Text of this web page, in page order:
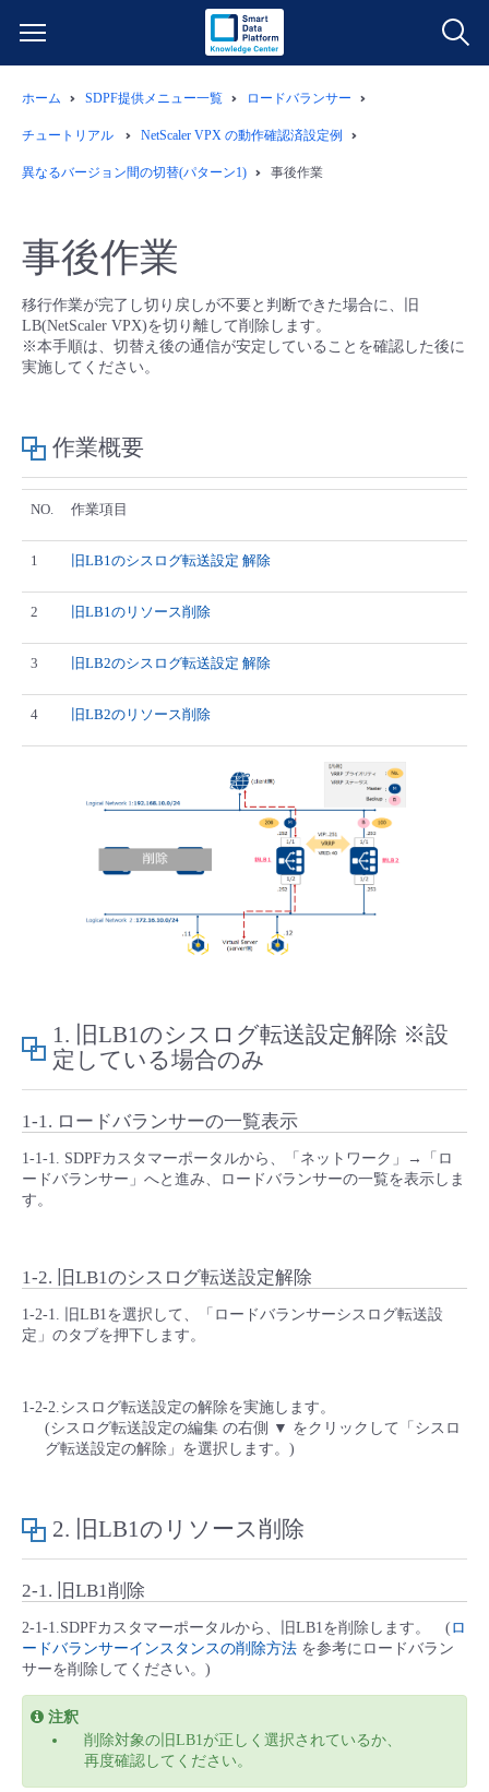
サービス一覧
データ利活用
ネットワーク
IoT
サポート
管理機能
すべてのメニューを見る
よくある質問
クラウド/サーバー
ネットワーク
モニタリング/監査
サポート
管理機能
すべてのメニューを見る
料金情報
料金シミュレーター
データ利活用
ネットワーク
IoT
モニタリング/監査
サポート
ご利用開始ガイド
■ 管理機能
■ セットアップガイド
- 新規お申し込み方法
- 初期設定・確認
- 登録情報の管理
- APIリファレンス
- クラウド / サーバー
- Flexible Remote Access
- vUTM2
ユースケース
- セキュリティ・監査
- データと分析
- IoT
- マルチクラウド利用
- リモートワーク
- ITインフラストラクチャー
- その他
サービス稼働状況
故障/メンテナンス履歴
メンテナンス予定
定期メンテナンス
販売パートナー向けプログラム
協業パートナー
脱炭素化
ホーム SDPF提供メニュー一覧 ロードバランサー
チュートリアル NetScaler VPX の動作確認済設定例
異なるバージョン間の切替(パターン1) 事後作業
事後作業
移行作業が完了し切り戻しが不要と判断できた場合に、旧
LB(NetScaler VPX)を切り離して削除します。
※本手順は、切替え後の通信が安定していることを確認した後に
実施してください。
作業概要
NO. 作業項目
1 旧LB1のシスログ転送設定 解除
2 旧LB1のリソース削除
3 旧LB2のシスログ転送設定 解除
4 旧LB2のリソース削除
1. 旧LB1のシスログ転送設定解除 ※設
定している場合のみ
1-1. ロードバランサーの一覧表示
1-1-1. SDPFカスタマーポータルから、「ネットワーク」→「ロ
ードバランサー」へと進み、ロードバランサーの一覧を表示しま
す。
1-2. 旧LB1のシスログ転送設定解除
1-2-1. 旧LB1を選択して、「ロードバランサーシスログ転送設
定」のタブを押下します。
1-2-2.シスログ転送設定の解除を実施します。
(シスログ転送設定の編集 の右側 ▼ をクリックして「シスロ
グ転送設定の解除」を選択します。)
2. 旧LB1のリソース削除
2-1. 旧LB1削除
2-1-1.SDPFカスタマーポータルから、旧LB1を削除します。 ( ロ
ードバランサーインスタンスの削除方法 を参考にロードバラン
サーを削除してください。)
注釈
削除対象の旧LB1が正しく選択されているか、
再度確認してください。